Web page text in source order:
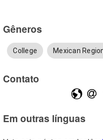
Gêneros
College Mexican
Contato
Em outras línguas